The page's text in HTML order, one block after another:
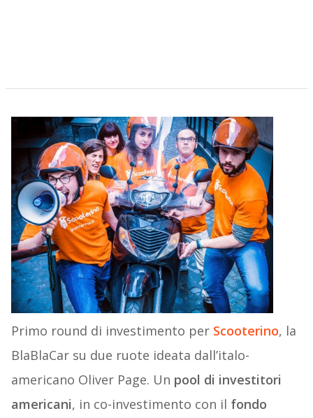
Primo round di investimento per Scooterino, la
BlaBlaCar su due ruote ideata dall’italo-
americano Oliver Page. Un pool di investitori
americani, in co-investimento con il fondo